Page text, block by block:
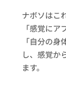
ナボソはこ
「感覚にア
「自分の
し、感覚か
ます。